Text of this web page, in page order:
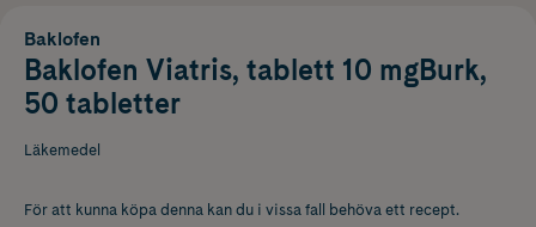
Baklofen
Baklofen Viatris, tablett 10 mgBurk,
50 tabletter
Läkemedel
För att kunna köpa denna kan du i vissa fall behöva ett recept.